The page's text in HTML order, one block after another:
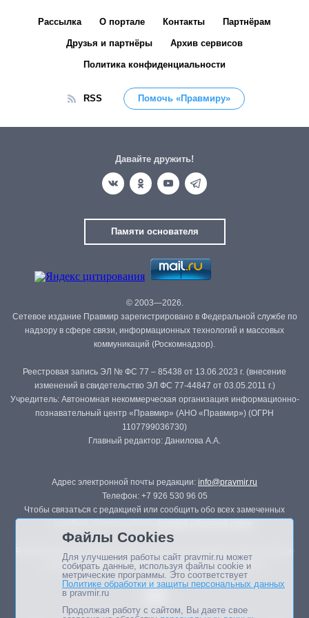
Рассылка О портале Контакты Партнёрам
Друзья и партнёры Архив сервисов
Политика конфиденциальности
RSS Помочь «Правмиру»
Давайте дружить!
Памяти основателя
© 2003—2026.
Сетевое издание Правмир зарегистрировано в Федеральной службе по
надзору в сфере связи, информационных технологий и массовых
коммуникаций (Роскомнадзор).
Реестровая запись ЭЛ № ФС 77 – 85438 от 13.06.2023 г. (внесение
изменений в свидетельство ЭЛ ФС 77-44847 от 03.05.2011 г.)
Учредитель: Автономная некоммерческая организация информационно-
познавательный центр «Правмир» (АНО «Правмир») (ОГРН
1107799036730)
Главный редактор: Данилова А.А.
Адрес электронной почты редакции: info@pravmir.ru
Телефон: +7 926 530 96 05
Чтобы связаться с редакцией или сообщить обо всех замеченных
Републикация материалов сайта в печатных изданиях (книгах, прессе)
возможна только с письменного разрешения редакции.
Файлы Cookies
Для улучшения работы сайт pravmir.ru может
собирать данные, используя файлы cookie и
метрические программы. Это соответствует
Политике обработки и защиты персональных данных
в pravmir.ru
Продолжая работу с сайтом, Вы даете свое